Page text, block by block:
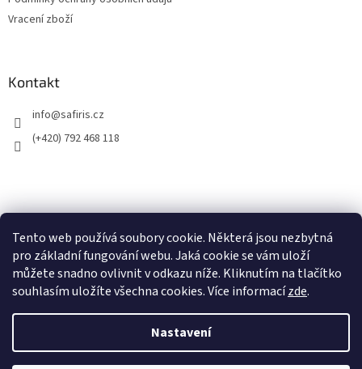
Tento web používá soubory cookie. Některá jsou nezbytná
pro základní fungování webu. Jaká cookie se vám uloží
můžete snadno ovlivnit v odkazu níže. Kliknutím na tlačítko
souhlasím uložíte všechna cookies. Více informacízde.
Nastavení
Vracení zboží
Kontakt
info@safiris.cz
(+420) 792 468 118
Vytvořil Shoptet